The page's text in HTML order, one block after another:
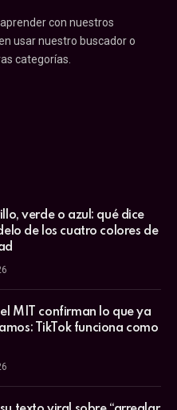
con nuestros
usar nuestro buscador o
categorías.
verde o azul: qué dice
de los cuatro colores de
MIT confirman lo que ya
TikTok funciona como